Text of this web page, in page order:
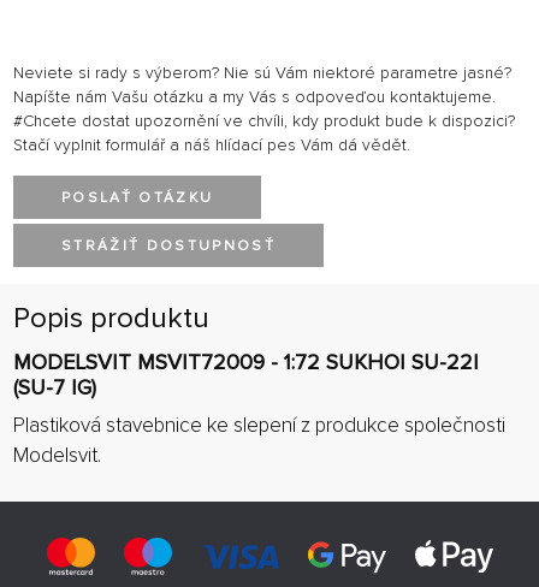
Neviete si rady s výberom? Nie sú Vám niektoré parametre jasné?
Napíšte nám Vašu otázku a my Vás s odpoveďou kontaktujeme.
#Chcete dostat upozornění ve chvíli, kdy produkt bude k dispozici?
Stačí vyplnit formulář a náš hlídací pes Vám dá vědět.
POSLAŤ OTÁZKU
STRÁŽIŤ DOSTUPNOSŤ
Popis produktu
MODELSVIT MSVIT72009 - 1:72 SUKHOI SU-22I
(SU-7 IG)
Plastiková stavebnice ke slepení z produkce společnosti
Modelsvit.